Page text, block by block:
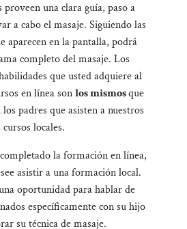
una clara guía, paso a
a cabo el masaje. Siguiendo las
aparecen en la pantalla, podrá
completo del masaje. Los
que usted adquiere al
en línea sonlos mismosque
padres que asisten a nuestros
cursos locales.
la formación en línea,
asistir a una formación local.
oportunidad para hablar de
específicamente con su hijo
su técnica de masaje.